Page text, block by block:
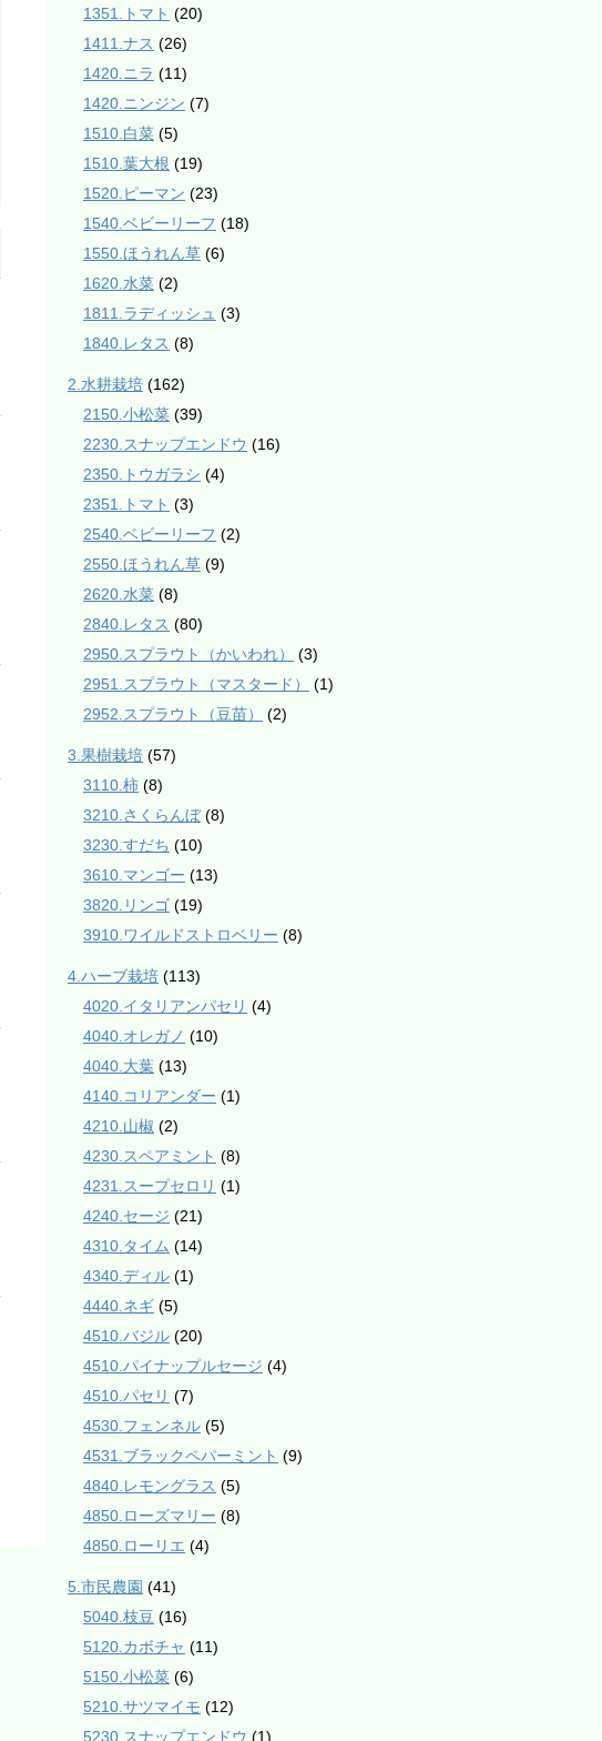
1351.トマト (20)
1411.ナス (26)
1420.ニラ (11)
1420.ニンジン (7)
1510.白菜 (5)
1510.葉大根 (19)
1520.ピーマン (23)
1540.ベビーリーフ (18)
1550.ほうれん草 (6)
1620.水菜 (2)
1811.ラディッシュ (3)
1840.レタス (8)
2.水耕栽培 (162)
2150.小松菜 (39)
2230.スナップエンドウ (16)
2350.トウガラシ (4)
2351.トマト (3)
2540.ベビーリーフ (2)
2550.ほうれん草 (9)
2620.水菜 (8)
2840.レタス (80)
2950.スプラウト（かいわれ）
(3)
2951.スプラウト（マスタード）
(1)
2952.スプラウト（豆苗）
(2)
3.果樹栽培 (57)
3110.柿 (8)
3210.さくらんぼ(8)
3230.すだち (10)
3610.マンゴー (13)
3820.リンゴ (19)
3910.ワイルドストロベリー (8)
4.ハーブ栽培 (113)
4020.イタリアンパセリ (4)
4040.オレガノ (10)
4040.大葉 (13)
4140.コリアンダー (1)
4210.山椒 (2)
4230.スペアミント (8)
4231.スープセロリ (1)
4240.セージ (21)
4310.タイム (14)
4340.ディル (1)
4440.ネギ (5)
4510.バジル (20)
4510.パイナップルセージ (4)
4510.パセリ (7)
4530.フェンネル (5)
4531.ブラックペパーミント (9)
4840.レモングラス (5)
4850.ローズマリー (8)
4850.ローリエ (4)
5.市民農園 (41)
5040.枝豆 (16)
5120.カボチャ (11)
5150.小松菜 (6)
5210.サツマイモ (12)
5230.スナップエンドウ (1)